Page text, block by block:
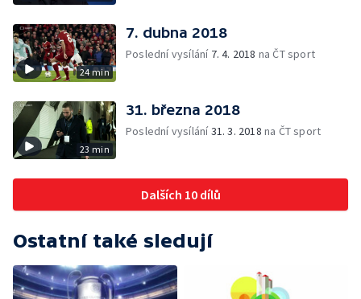
24 min
7. dubna 2018
Poslední vysílání 7. 4. 2018 na ČT sport
23 min
31. března 2018
Poslední vysílání31. 3. 2018 na ČT sport
Dalších 10 dílů
Ostatní také sledují